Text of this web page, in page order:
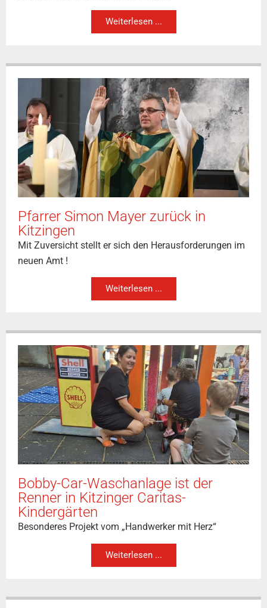
Weiterlesen ...
Pfarrer Simon Mayer zurück in
Kitzingen
Mit Zuversicht stellt er sich den Herausforderungen im
neuen Amt !
Weiterlesen ...
Bobby-Car-Waschanlage ist der
Renner in Kitzinger Caritas-
Kindergärten
Besonderes Projekt vom „Handwerker mit Herz“
Weiterlesen ...